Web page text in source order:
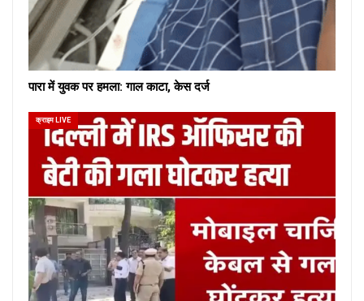
पारा में युवक पर हमला: गाल काटा, केस दर्ज
क्राइम LIVE